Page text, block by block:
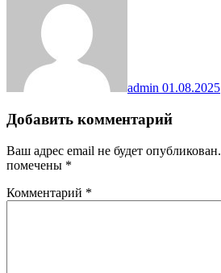
admin 01.08.2025
Добавить комментарий
Ваш адрес email не будет опубликован.
помечены *
Комментарий *